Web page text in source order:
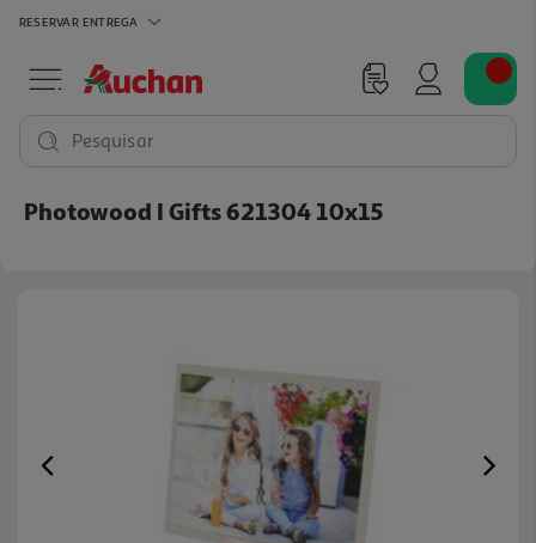
RESERVAR ENTREGA
Pesquisar
Photowood I Gifts 621304 10x15
Previous